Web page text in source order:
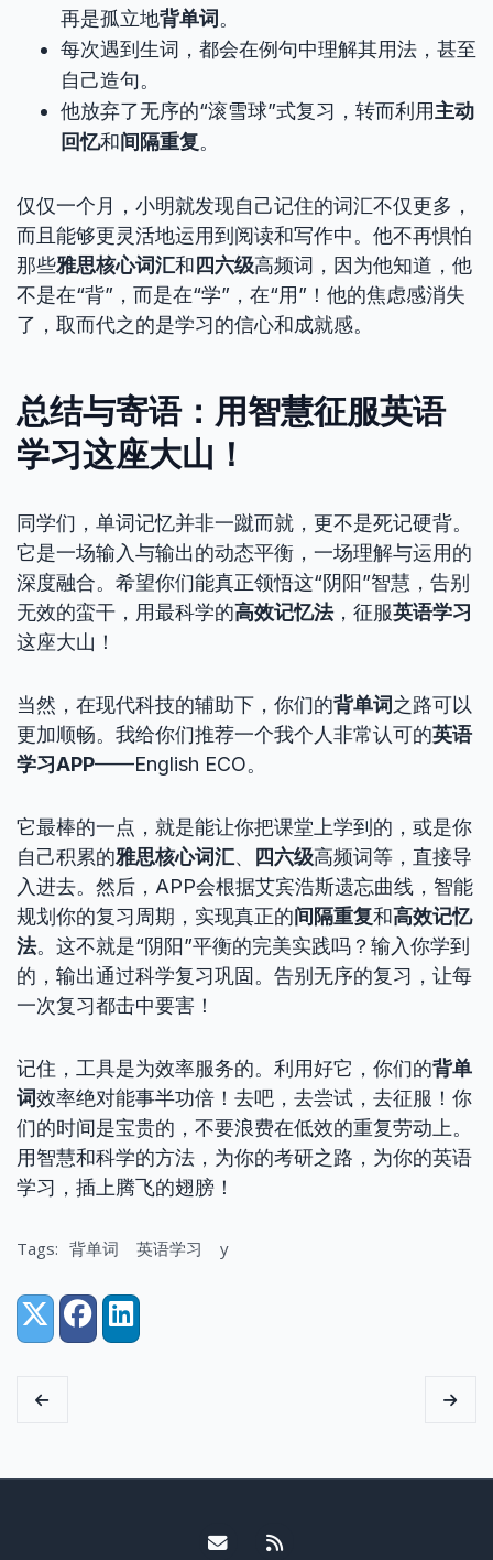
再是孤立地背单词 。
每次遇到生词，都会在例句中理解其用法，甚至
自己造句。
他放弃了无序的“滚雪球”式复习，转而利用主动
回忆和间隔重复。
仅仅一个月，小明就发现自己记住的词汇不仅更多，
而且能够更灵活地运用到阅读和写作中。他不再惧怕
那些雅思核心词汇和 四六级高频词，因为他知道，他
不是在“背”，而是在“学”，在“用”！他的焦虑感消失
了，取而代之的是学习的信心和成就感。
总结与寄语：用智慧征服英语
学习这座大山！
同学们，单词记忆并非一蹴而就，更不是死记硬背。
它是一场输入与输出的动态平衡，一场理解与运用的
深度融合。希望你们能真正领悟这“阴阳”智慧，告别
无效的蛮干，用最科学的高效记忆法，征服英语学习
这座大山！
当然，在现代科技的辅助下，你们的背单词 之路可以
更加顺畅。我给你们推荐一个我个人非常认可的英语
学习APP——English ECO。
它最棒的一点，就是能让你把课堂上学到的，或是你
自己积累的雅思核心词汇、 四六级高频词等，直接导
入进去。然后，APP会根据艾宾浩斯遗忘曲线，智能
规划你的复习周期，实现真正的间隔重复和高效记忆
法。这不就是“阴阳”平衡的完美实践吗？输入你学到
的，输出通过科学复习巩固。告别无序的复习，让每
一次复习都击中要害！
记住，工具是为效率服务的。利用好它，你们的背单
词效率绝对能事半功倍！去吧，去尝试，去征服！你
们的时间是宝贵的，不要浪费在低效的重复劳动上。
用智慧和科学的方法，为你的考研之路，为你的英语
学习，插上腾飞的翅膀！
Tags: 背单词 英语学习 y
Share:
X (Twitter)
FacebookLinkedIn
Email me